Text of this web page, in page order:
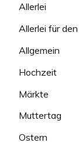
Allerlei
Allerlei für
Allgemein
Hochzeit
Märkte
Muttertag
Ostern